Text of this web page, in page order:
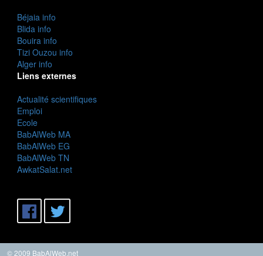
Béjaia info
Blida info
Bouira info
Tizi Ouzou info
Alger info
Liens externes
Actualité scientifiques
Emploi
Ecole
BabAlWeb MA
BabAlWeb EG
BabAlWeb TN
AwkatSalat.net
© 2009 BabAlWeb.net